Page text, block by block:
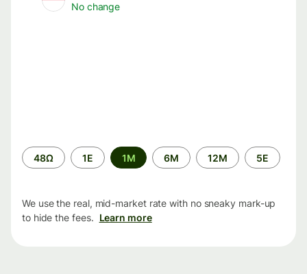
No change
Time
period
48Ω 1Ε 1M 6M 12M 5Ε
We use the real, mid-market rate with no sneaky mark-up
to hide the fees. Learn more